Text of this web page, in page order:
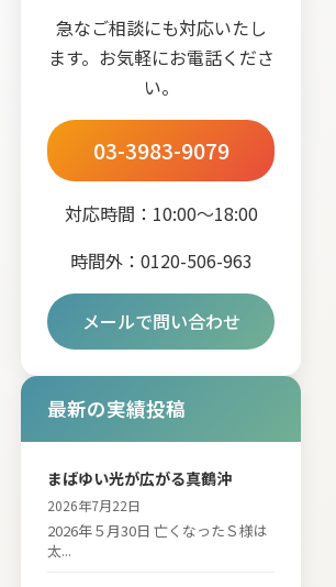
急なご相談にも対応いたし
ます。お気軽にお電話くださ
い。
03-3983-9079
対応時間：10:00～18:00
時間外：0120-506-963
メールで問い合わせ
最新の実績投稿
まばゆい光が広がる真鶴沖
2026年7月22日
2026年５月30日 亡くなったＳ様は
太...